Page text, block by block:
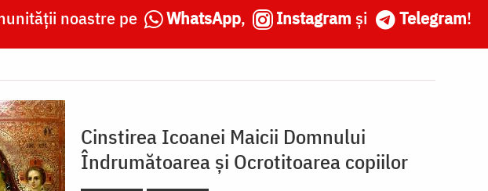
noastre pe WhatsApp, Instagram și Telegram!
Cinstirea Icoanei Maicii Domnului
Îndrumătoarea și Ocrotitoarea copiilor